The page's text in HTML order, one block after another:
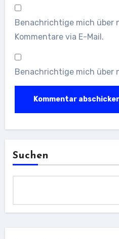
Benachrichtige mich über
Kommentare via E-Mail.
Benachrichtige mich über
Suchen